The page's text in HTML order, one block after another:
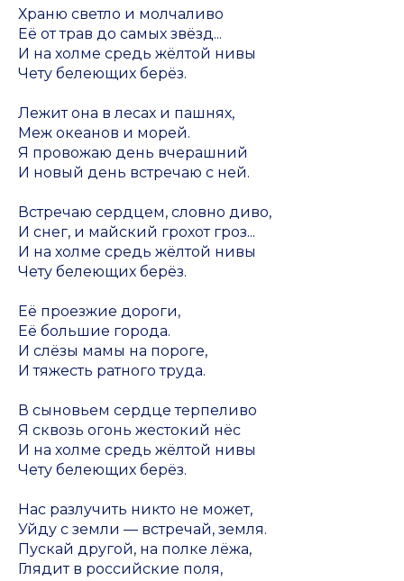
Храню светло и молчаливо
Её от трав до самых звёзд...
И на холме средь жёлтой нивы
Чету белеющих берёз.
Лежит она в лесах и пашнях,
Меж океанов и морей.
Я провожаю день вчерашний
И новый день встречаю с ней.
Встречаю сердцем, словно диво,
И снег, и майский грохот гроз...
И на холме средь жёлтой нивы
Чету белеющих берёз.
Её проезжие дороги,
Её большие города.
И слёзы мамы на пороге,
И тяжесть ратного труда.
В сыновьем сердце терпеливо
Я сквозь огонь жестокий нёс
И на холме средь жёлтой нивы
Чету белеющих берёз.
Нас разлучить никто не может,
Уйду с земли — встречай, земля.
Пускай другой, на полке лёжа,
Глядит в российские поля,